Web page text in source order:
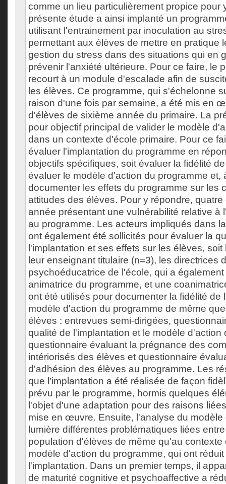
comme un lieu particulièrement propice pour
présente étude a ainsi implanté un
utilisant l'entrainement par inoculation au
permettant aux élèves de mettre en pratique
gestion du stress dans des situations qui en
prévenir l'anxiété ultérieure. Pour ce faire, le
recourt à un module d'escalade afin de
les élèves. Ce programme, qui s'échelonne
raison d'une fois par semaine, a été mis en
d'élèves de sixième année du primaire. La
pour objectif principal de valider le modèle
dans un contexte d'école primaire. Pour ce
évaluer l'implantation du programme en
objectifs spécifiques, soit évaluer la fidélité
évaluer le modèle d'action du programme et,
documenter les effets du programme sur les
attitudes des élèves. Pour y répondre,
année présentant une vulnérabilité relative à
au programme. Les acteurs impliqués dans
ont également été sollicités pour évaluer la
l'implantation et ses effets sur les élèves,
leur enseignant titulaire (n=3), les directrices
psychoéducatrice de l'école, qui a
animatrice du programme, et une
ont été utilisés pour documenter la fidélité de
modèle d'action du programme de même
élèves : entrevues semi-dirigées,
qualité de l'implantation et le modèle d'action
questionnaire évaluant la prégnance des
intériorisés des élèves et questionnaire
d'adhésion des élèves au programme. Les
que l'implantation a été réalisée de façon
prévu par le programme, hormis quelques
l'objet d'une adaptation pour des raisons
mise en œuvre. Ensuite, l'analyse du modèle
lumière différentes problématiques liées
population d'élèves de même qu'au contexte
modèle d'action du programme, qui ont
l'implantation. Dans un premier temps, il
de maturité cognitive et psychoaffective a